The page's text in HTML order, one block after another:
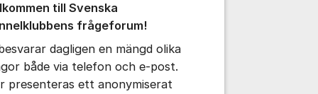
kommentaren
för inlägg/kommentar
till Svenska
frågeforum!
dagligen en mängd olika
både via telefon och e-post.
presenteras ett anonymiserat